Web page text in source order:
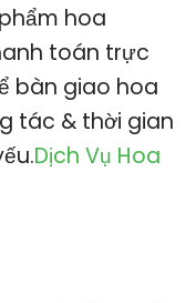
hoa
toán trực
bàn giao hoa
tác & thời gian
Dịch Vụ Hoa